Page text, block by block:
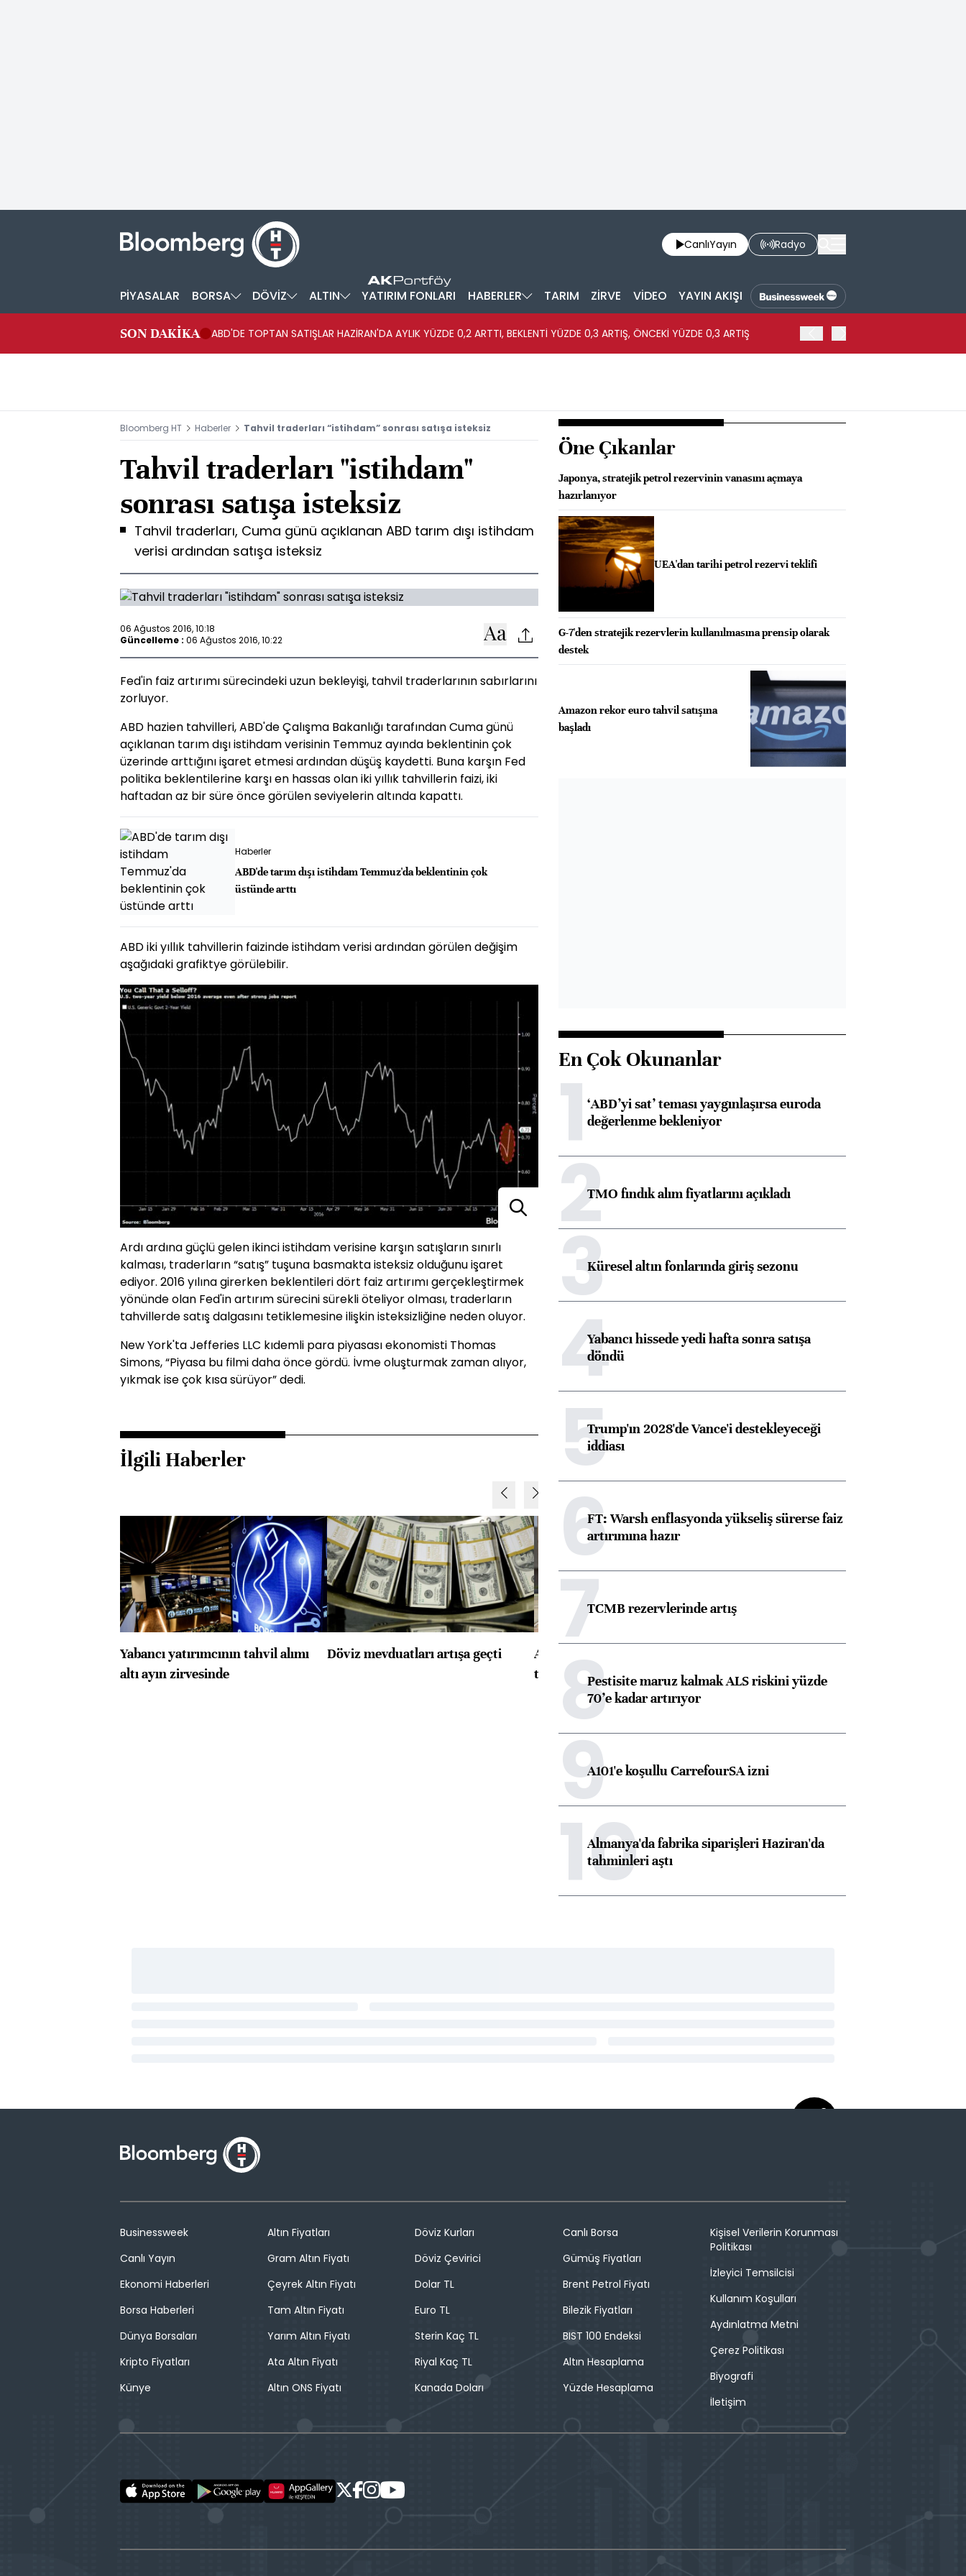
CanlıYayın Radyo
PİYASALAR BORSA DÖVİZ ALTIN YATIRIM FONLARI HABERLER TARIM ZİRVE VİDEO YAYIN AKIŞI
SON DAKİKA ABD'DE TOPTAN SATIŞLAR HAZİRAN'DA AYLIK YÜZDE 0,2 ARTTI, BEKLENTİ YÜZDE 0,3 ARTIŞ, ÖNCEKİ YÜZDE 0,3 ARTIŞ
Bloomberg HT Haberler Tahvil traderları “istihdam” sonrası satışa isteksiz
Tahvil traderları "istihdam"
sonrası satışa isteksiz
Tahvil traderları, Cuma günü açıklanan ABD tarım dışı istihdam
verisi ardından satışa isteksiz
06 Ağustos 2016, 10:18
Güncelleme : 06 Ağustos 2016, 10:22
Fed'in faiz artırımı sürecindeki uzun bekleyişi, tahvil traderlarının sabırlarını
zorluyor.
ABD hazien tahvilleri, ABD'de Çalışma Bakanlığı tarafından Cuma günü
açıklanan tarım dışı istihdam verisinin Temmuz ayında beklentinin çok
üzerinde arttığını işaret etmesi ardından düşüş kaydetti. Buna karşın Fed
politika beklentilerine karşı en hassas olan iki yıllık tahvillerin faizi, iki
haftadan az bir süre önce görülen seviyelerin altında kapattı.
Haberler
ABD'de tarım dışı istihdam Temmuz'da beklentinin çok
üstünde arttı
ABD iki yıllık tahvillerin faizinde istihdam verisi ardından görülen değişim
aşağıdaki grafiktye görülebilir.
Ardı ardına güçlü gelen ikinci istihdam verisine karşın satışların sınırlı
kalması, traderların “satış” tuşuna basmakta isteksiz olduğunu işaret
ediyor. 2016 yılına girerken beklentileri dört faiz artırımı gerçekleştirmek
yönünde olan Fed'in artırım sürecini sürekli öteliyor olması, traderların
tahvillerde satış dalgasını tetiklemesine ilişkin isteksizliğine neden oluyor.
New York'ta Jefferies LLC kıdemli para piyasası ekonomisti Thomas
Simons, “Piyasa bu filmi daha önce gördü. İvme oluşturmak zaman alıyor,
yıkmak ise çok kısa sürüyor” dedi.
İlgili Haberler
Yabancı yatırımcının tahvil alımı
altı ayın zirvesinde
Döviz mevduatları artışa geçti
ABD'de konut başlangıçları
toparlandı
Öne Çıkanlar
Japonya, stratejik petrol rezervinin vanasını açmaya
hazırlanıyor
UEA'dan tarihi petrol rezervi teklifi
G-7'den stratejik rezervlerin kullanılmasına prensip olarak
destek
Amazon rekor euro tahvil satışına
başladı
En Çok Okunanlar
1‘ABD’yi sat’ teması yaygınlaşırsa euroda
değerlenme bekleniyor
2TMO fındık alım fiyatlarını açıkladı
3Küresel altın fonlarında giriş sezonu
4Yabancı hissede yedi hafta sonra satışa
döndü
5Trump'ın 2028'de Vance'i destekleyeceği
iddiası
6FT: Warsh enflasyonda yükseliş sürerse faiz
artırımına hazır
7TCMB rezervlerinde artış
8Pestisite maruz kalmak ALS riskini yüzde
70’e kadar artırıyor
9A101'e koşullu CarrefourSA izni
10
Almanya'da fabrika siparişleri Haziran'da
tahminleri aştı
Businessweek
Canlı Yayın
Ekonomi Haberleri
Borsa Haberleri
Dünya Borsaları
Kripto Fiyatları
Künye
Altın Fiyatları
Gram Altın Fiyatı
Çeyrek Altın Fiyatı
Tam Altın Fiyatı
Yarım Altın Fiyatı
Ata Altın Fiyatı
Altın ONS Fiyatı
Döviz Kurları
Döviz Çevirici
Dolar TL
Euro TL
Sterin Kaç TL
Riyal Kaç TL
Kanada Doları
Canlı Borsa
Gümüş Fiyatları
Brent Petrol Fiyatı
Bilezik Fiyatları
BIST 100 Endeksi
Altın Hesaplama
Yüzde Hesaplama
Kişisel Verilerin Korunması
Politikası
İzleyici Temsilcisi
Kullanım Koşulları
Aydınlatma Metni
Çerez Politikası
Biyografi
İletişim